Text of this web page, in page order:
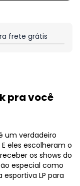
frete grátis
pra você
um verdadeiro
eles escolheram o
os shows do
especial como
LP para